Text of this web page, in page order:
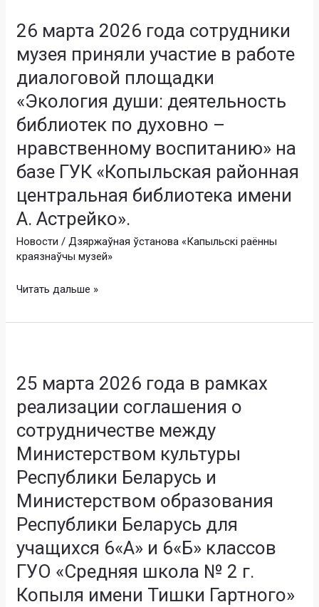
духовные
ценности
общества».
В
фокусе
—
духовные
ценности
белорусского
народа,
историко
–
наследие
и
о
Великой
Отечественной
войне,
важность
семейных
ценностей
белорусского
народа.
26 марта 2026 года сотрудники
музея приняли участие в работе
диалоговой площадки
«Экология души: деятельность
библиотек по духовно –
нравственному воспитанию» на
базе ГУК «Копыльская районная
центральная библиотека имени
А. Астрейко».
Новости /Дзяржаўная ўстанова «Капыльскі раённы
краязнаўчы музей»
2026
сотрудники
музея
приняли
в
работе
диалоговой
площадки
«Экология
души:
библиотек
духовно
ГУК
«Копыльская
центральная
библиотека
имени
Астрейко».
Читать дальше »
25 марта 2026 года в рамках
реализации соглашения о
сотрудничестве между
Министерством культуры
Республики Беларусь и
Министерством образования
Республики Беларусь для
учащихся 6«А» и 6«Б» классов
ГУО «Средняя школа № 2 г.
Копыля имени Тишки Гартного»
2026
в
рамках
реализации
соглашения
о
сотрудничестве
между
Министерством
культуры
Республики
Беларусь
и